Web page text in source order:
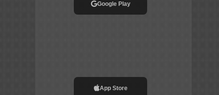
Google Play
App Store